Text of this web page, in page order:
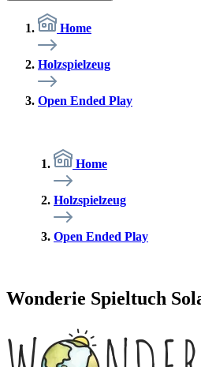
Home
Holzspielzeug
Open Ended Play
Home
Holzspielzeug
Open Ended Play
Wonderie Spieltuch